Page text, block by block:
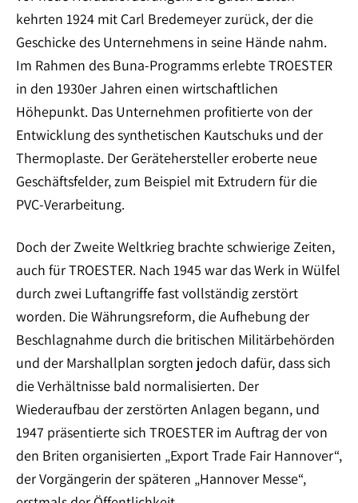
kehrten 1924 mit Carl Bredemeyer zurück, der die
Geschicke des Unternehmens in seine Hände nahm.
Im Rahmen des Buna-Programms erlebte TROESTER
in den 1930er Jahren einen wirtschaftlichen
Höhepunkt. Das Unternehmen profitierte von der
Entwicklung des synthetischen Kautschuks und der
Thermoplaste. Der Gerätehersteller eroberte neue
Geschäftsfelder, zum Beispiel mit Extrudern für die
PVC-Verarbeitung.
Doch der Zweite Weltkrieg brachte schwierige Zeiten,
auch für TROESTER. Nach 1945 war das Werk in Wülfel
durch zwei Luftangriffe fast vollständig zerstört
worden. Die Währungsreform, die Aufhebung der
Beschlagnahme durch die britischen Militärbehörden
und der Marshallplan sorgten jedoch dafür, dass sich
die Verhältnisse bald normalisierten. Der
Wiederaufbau der zerstörten Anlagen begann, und
1947 präsentierte sich TROESTER im Auftrag der von
den Briten organisierten „Export Trade Fair Hannover“,
der Vorgängerin der späteren „Hannover Messe“,